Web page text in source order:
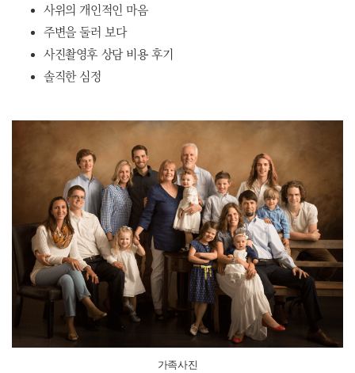
사위의 개인적인 마음
주변을 둘러 보다
사진촬영후 상담 비용 후기
솔직한 심정
가족사진